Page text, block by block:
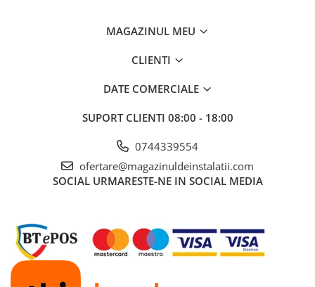
MAGAZINUL MEU
CLIENTI
DATE COMERCIALE
SUPORT CLIENTI 08:00 - 18:00
0744339554
ofertare@magazinuldeinstalatii.com
SOCIAL URMARESTE-NE IN SOCIAL MEDIA